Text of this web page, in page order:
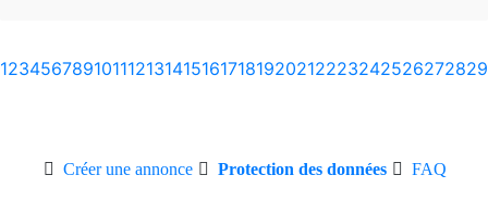
1234567891011121314151617181920212223242526272829
Créer une annonce Protection des données FAQ